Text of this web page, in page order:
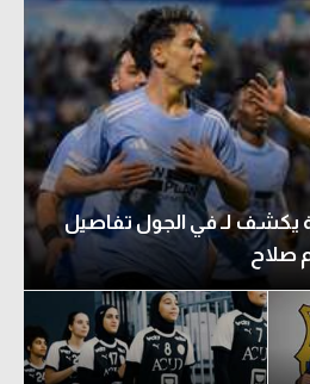
يكشف لـ في الجول تفاصيل
صلاح